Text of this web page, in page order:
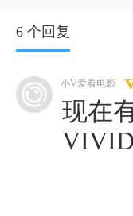
6 个回复
小V爱看电影
现在